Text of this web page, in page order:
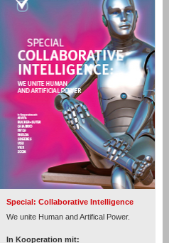
Special: Collaborative Intelligence
We unite Human and Artifical Power.
In Kooperation mit:
Personal
Inbound